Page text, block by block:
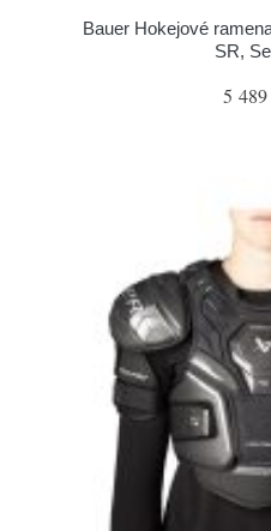
Bauer Hokejové
SR,
5